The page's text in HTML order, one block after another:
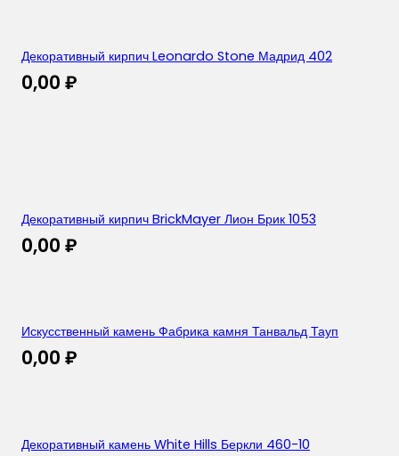
Декоративный кирпич Leonardo Stone Мадрид 402
0,00 ₽
Декоративный кирпич BrickMayer Лион Брик 1053
0,00 ₽
Искусственный камень Фабрика камня Танвальд Тауп
0,00 ₽
Декоративный камень White Hills Беркли 460-10